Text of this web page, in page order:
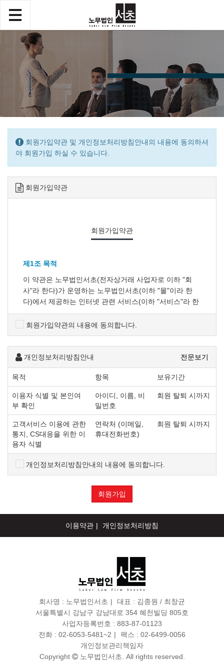
회원가입약관 및 개인정보처리방침안내의 내용에 동의하셔
야 회원가입 하실 수 있습니다.
회원가입약관
회원가입약관
제1조 목적
이 약관은 노무법인서초(전자상거래 사업자로 이하 "회
사"라 한다)가 운영하는 노무법인서초(이하 "몰"이라 한
다)에서 제공하는 인터넷 관련 서비스(이하 "서비스"라 한
다)를 이용함에 있어 사이버 몰과 이용자의 권리·의무 및
책임사항을 규정함을 목적으로 합니다.
그 성질에 반하지 않는 한 이 약관을 준용합니다.」
제2조 정의
"몰" 이란 "회사"가 재화 또는 용역(이하 "재화 등" 이라 함)
을 이용자에게 제공하기 위하여 컴퓨터등 정보통신설비를
이용하여 재화 등을 거래할 수 있도록 설정한 가상의 영업
장을 말하며, 아울러 사이버몰을 운영하는 사업자의 의미
로도 사용합니다.
"이용자"란 "몰"에 접속하여 이 약관에 따라 "몰"이 제공하
는 서비스를 받는 회원 및 비회원을 말합니다.
'비회원'이라 함은 회원에 가입하지 않고 "몰"이 제공하는
서비스를 이용하는 자를 말합니다.
제3조 약관 등의 명시와 설명 및 개정
재지 주소(소비자의 불만을 처리할 수 있는 곳의 주소를
포함), 전화번호·모사전송번호·전자우편주소, 사업자등록
번호, 통신판매업 신고번호, 개인정보관리책임자 등을 이
용자가 쉽게 알 수 있도록 사이버몰의 초기 서비스화면(전
면)에 게시합니다. 다만, 약관의 내용은 이용자가 연결화
면을 통하여 볼 수 있도록 할 수 있습니다.
"몰"은 이용자가 약관에 동의하기에 앞서 약관에 정하여져
있는 내용 중 청약철회·배송책임·환불조건 등과 같은 중요
한 내용을 이용자가 이해할 수 있도록 별도의 연결화면 또
는 팝업화면 등을 제공하여 이용자의 확인을 구하여야 합
회원가입약관의 내용에 동의합니다.
전문보기
개인정보처리방침안내
목적 항목 보유기간
이용자 식별 및 본인여
부 확인
아이디, 이름, 비
밀번호
회원 탈퇴 시까지
고객서비스 이용에 관한
통지, CS대응을 위한 이
용자 식별
연락처 (이메일,
휴대전화번호)
회원 탈퇴 시까지
개인정보처리방침안내의 내용에 동의합니다.
회원가입
이용약관 개인정보처리방침
회사명 : 노무법인서초
대표 : 김종원 / 최창균
서울특별시 강남구 강남대로 354 혜천빌딩 805호
사업자등록번호 : 883-87-01123
전화 : 02-6053-5481~2 팩스 : 02-6499-0056
개인정보관리책임자
Copyright
노무법인서초. All rights reserved.